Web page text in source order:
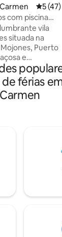
5 (47)
com piscina
vila
situada na
Puerto
e
de jantar ao
ar condicionado
a uma taxa
aquecida (todo
em
curta
férias
Carmen